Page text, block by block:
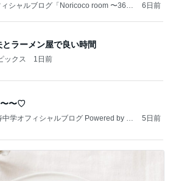
シャルブログ「Noricoco room 〜365
6日前
とラーメン屋で良い時間
ックス 1日前
〜〜♡
学オフィシャルブログ Powered by A
5日前